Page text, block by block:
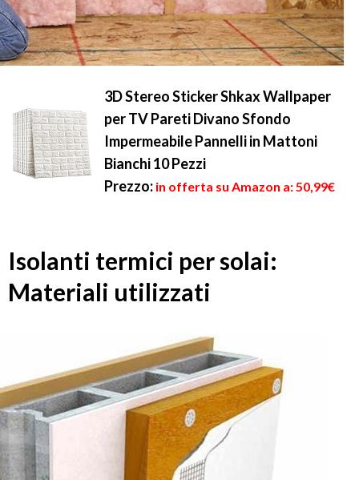
3D Stereo Sticker Shkax Wallpaper
per TV Pareti Divano Sfondo
Impermeabile Pannelli in Mattoni
Bianchi 10 Pezzi
Prezzo: in offerta su Amazon a: 50,99€
Isolanti termici per solai:
Materiali utilizzati